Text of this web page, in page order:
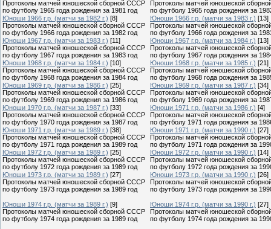
Протоколы матчей юношеской сборной СССР
по футболу 1965 года рождения за 1981 год
Протоколы матчей юношеской
по футболу 1965 года рождения за
Юноши 1966 г.р. (матчи за 1982 г.) [8]
Протоколы матчей юношеской сборной СССР
по футболу 1966 года рождения за 1982 год
Юноши 1966 г.р. (матчи за 1983 г.) [13]
Протоколы матчей юношеской
по футболу 1966 года рождения за
Юноши 1967 г.р. (матчи за 1983 г.) [11]
Протоколы матчей юношеской сборной СССР
по футболу 1967 года рождения за 1983 год
Юноши 1967 г.р. (матчи за 1984 г.) [13]
Протоколы матчей юношеской
по футболу 1967 года рождения за
Юноши 1968 г.р. (матчи за 1984 г.) [10]
Протоколы матчей юношеской сборной СССР
по футболу 1968 года рождения за 1984 год
Юноши 1968 г.р. (матчи за 1985 г.) [21]
Протоколы матчей юношеской
по футболу 1968 года рождения за
Юноши 1969 г.р. (матчи за 1986 г.) [25]
Протоколы матчей юношеской сборной СССР
по футболу 1969 года рождения за 1986 год
Юноши 1969 г.р. (матчи за 1987 г.) [34]
Протоколы матчей юношеской
по футболу 1969 года рождения за
Юноши 1970 г.р. (матчи за 1987 г.) [33]
Протоколы матчей юношеской сборной СССР
по футболу 1970 года рождения за 1987 год
Юноши 1971 г.р. (матчи за 1986 г.) [4]
Протоколы матчей юношеской
по футболу 1971 года рождения за
Юноши 1971 г.р. (матчи за 1989 г.) [38]
Протоколы матчей юношеской сборной СССР
по футболу 1971 года рождения за 1989 год
Юноши 1971 г.р. (матчи за 1990 г.) [27]
Протоколы матчей юношеской
по футболу 1971 года рождения за
Юноши 1972 г.р. (матчи за 1989 г.) [25]
Протоколы матчей юношеской сборной СССР
по футболу 1972 года рождения за 1989 год
Юноши 1972 г.р. (матчи за 1990 г.) [14]
Протоколы матчей юношеской
по футболу 1972 года рождения за
Юноши 1973 г.р. (матчи за 1989 г.) [27]
Протоколы матчей юношеской сборной СССР
по футболу 1973 года рождения за 1989 год
Юноши 1973 г.р. (матчи за 1990 г.) [26]
Протоколы матчей юношеской
по футболу 1973 года рождения за
Юноши 1974 г.р. (матчи за 1989 г.) [9]
Протоколы матчей юношеской сборной СССР
по футболу 1974 года рождения за 1989 год
Юноши 1974 г.р. (матчи за 1990 г.) [27]
Протоколы матчей юношеской
по футболу 1974 года рождения за